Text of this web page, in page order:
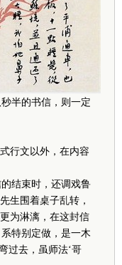
半的书信，则一定
行文以外，在内容
结束时，还调戏鲁
生围着桌子乱转，
为淋漓，在这封信
特别定做，是一木
过去，虽师法‘哥